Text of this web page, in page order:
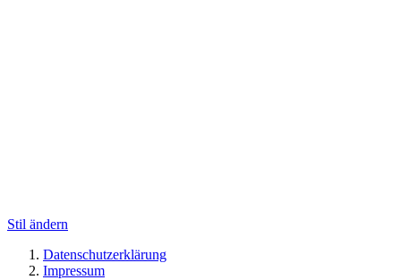
Stil ändern
Datenschutzerklärung
Impressum